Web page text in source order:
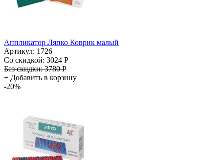
Аппликатор Ляпко Коврик малый
Артикул: 1726
Со скидкой: 3024 Р
Без скидки:3780 Р
+ Добавить в корзину
-20%